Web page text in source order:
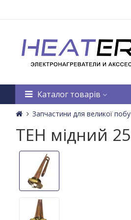
Каталог товарів
Запчастини для великої
ТЕН мідний